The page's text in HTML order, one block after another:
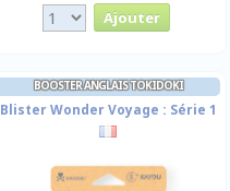
BOOSTER ANGLAIS TOKIDOKI
Blister Wonder Voyage : Série 1